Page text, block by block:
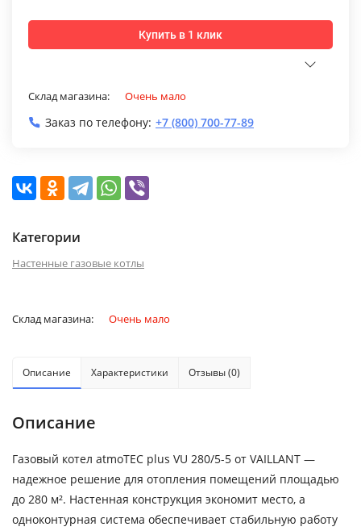
Купить в 1 клик
Склад магазина: Очень мало
Заказ по телефону: +7 (800) 700-77-89
Категории
Настенные газовые котлы
Склад магазина: Очень мало
Описание Характеристики Отзывы (0)
Описание
Газовый котел atmoTEC plus VU 280/5-5 от VAILLANT —
надежное решение для отопления помещений площадью
до 280 м². Настенная конструкция экономит место, а
одноконтурная система обеспечивает стабильную работу